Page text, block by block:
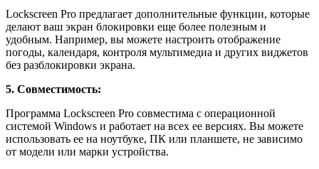
Lockscreen Pro предлагает дополнительные функции, которые
делают ваш экран блокировки еще более полезным и
удобным. Например, вы можете настроить отображение
погоды, календаря, контроля мультимедиа и других виджетов
без разблокировки экрана.
5. Совместимость:
Программа Lockscreen Pro совместима с операционной
системой Windows и работает на всех ее версиях. Вы можете
использовать ее на ноутбуке, ПК или планшете, не зависимо
от модели или марки устройства.